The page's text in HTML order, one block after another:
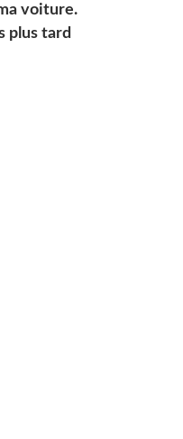
voiture.
plus tard